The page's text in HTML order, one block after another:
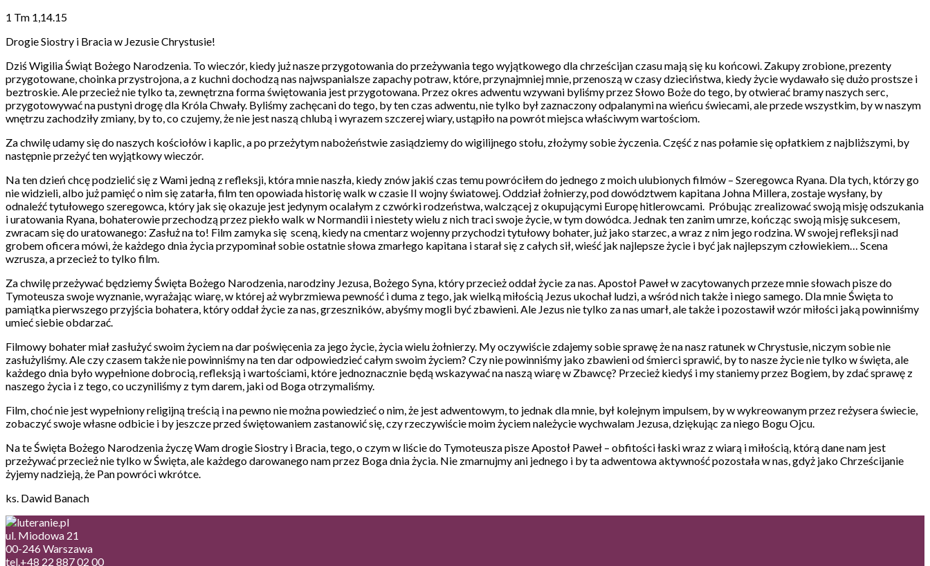
1 Tm 1,14.15
Drogie Siostry i Bracia w Jezusie Chrystusie!
Dziś Wigilia Świąt Bożego Narodzenia. To wieczór, kiedy już nasze przygotowania do przeżywania tego wyjątkowego dla chrześcijan czasu mają się ku końcowi. Zakupy zrobione, prezenty
przygotowane, choinka przystrojona, a z kuchni dochodzą nas najwspanialsze zapachy potraw, które, przynajmniej mnie, przenoszą w czasy dzieciństwa, kiedy życie wydawało się dużo prostsze i
beztroskie. Ale przecież nie tylko ta, zewnętrzna forma świętowania jest przygotowana. Przez okres adwentu wzywani byliśmy przez Słowo Boże do tego, by otwierać bramy naszych serc,
przygotowywać na pustyni drogę dla Króla Chwały. Byliśmy zachęcani do tego, by ten czas adwentu, nie tylko był zaznaczony odpalanymi na wieńcu świecami, ale przede wszystkim, by w naszym
wnętrzu zachodziły zmiany, by to, co czujemy, że nie jest naszą chlubą i wyrazem szczerej wiary, ustąpiło na powrót miejsca właściwym wartościom.
Za chwilę udamy się do naszych kościołów i kaplic, a po przeżytym nabożeństwie zasiądziemy do wigilijnego stołu, złożymy sobie życzenia. Część z nas połamie się opłatkiem z najbliższymi, by
następnie przeżyć ten wyjątkowy wieczór.
Na ten dzień chcę podzielić się z Wami jedną z refleksji, która mnie naszła, kiedy znów jakiś czas temu powróciłem do jednego z moich ulubionych filmów – Szeregowca Ryana. Dla tych, którzy go
nie widzieli, albo już pamięć o nim się zatarła, film ten opowiada historię walk w czasie II wojny światowej. Oddział żołnierzy, pod dowództwem kapitana Johna Millera, zostaje wysłany, by
odnaleźć tytułowego szeregowca, który jak się okazuje jest jedynym ocalałym z czwórki rodzeństwa, walczącej z okupującymi Europę hitlerowcami. Próbując zrealizować swoją misję odszukania
i uratowania Ryana, bohaterowie przechodzą przez piekło walk w Normandii i niestety wielu z nich traci swoje życie, w tym dowódca. Jednak ten zanim umrze, kończąc swoją misję sukcesem,
zwracam się do uratowanego: Zasłuż na to! Film zamyka się sceną, kiedy na cmentarz wojenny przychodzi tytułowy bohater, już jako starzec, a wraz z nim jego rodzina. W swojej refleksji nad
grobem oficera mówi, że każdego dnia życia przypominał sobie ostatnie słowa zmarłego kapitana i starał się z całych sił, wieść jak najlepsze życie i być jak najlepszym człowiekiem… Scena
wzrusza, a przecież to tylko film.
Za chwilę przeżywać będziemy Święta Bożego Narodzenia, narodziny Jezusa, Bożego Syna, który przecież oddał życie za nas. Apostoł Paweł w zacytowanych przeze mnie słowach pisze do
Tymoteusza swoje wyznanie, wyrażając wiarę, w której aż wybrzmiewa pewność i duma z tego, jak wielką miłością Jezus ukochał ludzi, a wśród nich także i niego samego. Dla mnie Święta to
pamiątka pierwszego przyjścia bohatera, który oddał życie za nas, grzeszników, abyśmy mogli być zbawieni. Ale Jezus nie tylko za nas umarł, ale także i pozostawił wzór miłości jaką powinniśmy
umieć siebie obdarzać.
Filmowy bohater miał zasłużyć swoim życiem na dar poświęcenia za jego życie, życia wielu żołnierzy. My oczywiście zdajemy sobie sprawę że na nasz ratunek w Chrystusie, niczym sobie nie
zasłużyliśmy. Ale czy czasem także nie powinniśmy na ten dar odpowiedzieć całym swoim życiem? Czy nie powinniśmy jako zbawieni od śmierci sprawić, by to nasze życie nie tylko w święta, ale
każdego dnia było wypełnione dobrocią, refleksją i wartościami, które jednoznacznie będą wskazywać na naszą wiarę w Zbawcę? Przecież kiedyś i my staniemy przez Bogiem, by zdać sprawę z
naszego życia i z tego, co uczyniliśmy z tym darem, jaki od Boga otrzymaliśmy.
Film, choć nie jest wypełniony religijną treścią i na pewno nie można powiedzieć o nim, że jest adwentowym, to jednak dla mnie, był kolejnym impulsem, by w wykreowanym przez reżysera świecie,
zobaczyć swoje własne odbicie i by jeszcze przed świętowaniem zastanowić się, czy rzeczywiście moim życiem należycie wychwalam Jezusa, dziękując za niego Bogu Ojcu.
Na te Święta Bożego Narodzenia życzę Wam drogie Siostry i Bracia, tego, o czym w liście do Tymoteusza pisze Apostoł Paweł – obfitości łaski wraz z wiarą i miłością, którą dane nam jest
przeżywać przecież nie tylko w Święta, ale każdego darowanego nam przez Boga dnia życia. Nie zmarnujmy ani jednego i by ta adwentowa aktywność pozostała w nas, gdyż jako Chrześcijanie
żyjemy nadzieją, że Pan powróci wkrótce.
ks. Dawid Banach
ul. Miodowa 21
00-246 Warszawa
tel.+48 22 887 02 00